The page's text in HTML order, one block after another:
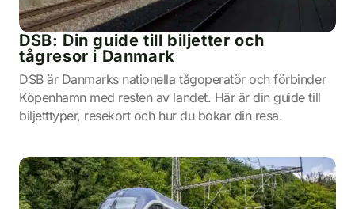
DSB: Din guide till biljetter och
tågresor i Danmark
DSB är Danmarks nationella tågoperatör och förbinder
Köpenhamn med resten av landet. Här är din guide till
biljetttyper, resekort och hur du bokar din resa.